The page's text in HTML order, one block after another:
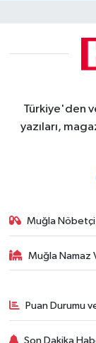
Türkiye'den
yazıları,
Muğla
Muğla Namaz
Puan Durumu
Son Dakika